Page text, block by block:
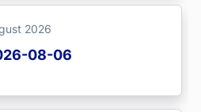
2026
08-06